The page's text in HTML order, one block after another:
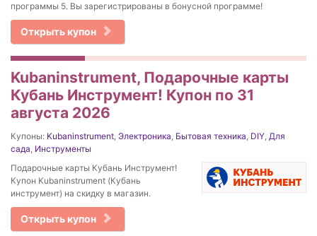
программы 5. Вы зарегистрированы в бонусной программе!
Открыть купон
Kubaninstrument, Подарочные карты
Кубань Инструмент! Купон по 31
августа 2026
Купоны: Kubaninstrument, Электроника, Бытовая техника, DIY, Для
сада, Инструменты
Подарочные карты Кубань Инструмент!
Купон Kubaninstrument (Кубань
инструмент) на скидку в магазин.
Открыть купон